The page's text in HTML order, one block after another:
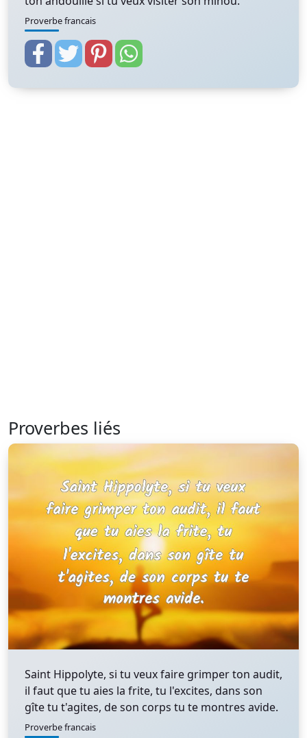
Proverbe francais
Proverbes liés
Saint Hippolyte, si tu veux faire grimper ton audit,
il faut que tu aies la frite, tu l'excites, dans son
gîte tu t'agites, de son corps tu te montres avide.
Proverbe francais